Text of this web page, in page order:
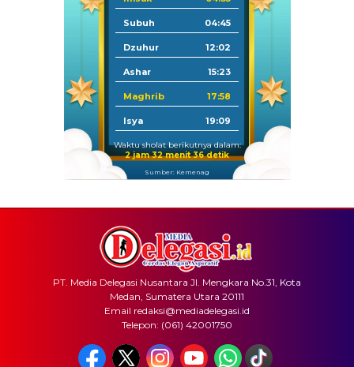
Subuh 04:45
Dzuhur 12:02
Ashar 15:23
Maghrib 17:58
Isya 19:09
Waktu sholat berikutnya dalam:
2 jam 32 menit 35 detik
Sumber: Kemenag
PT. Media Delegasi Nusantara Jl. Mengkara No.31, Kota
Medan, Sumatera Utara 20111
Email redaksi@mediadelegasi.id
Telepon: (061) 42001750